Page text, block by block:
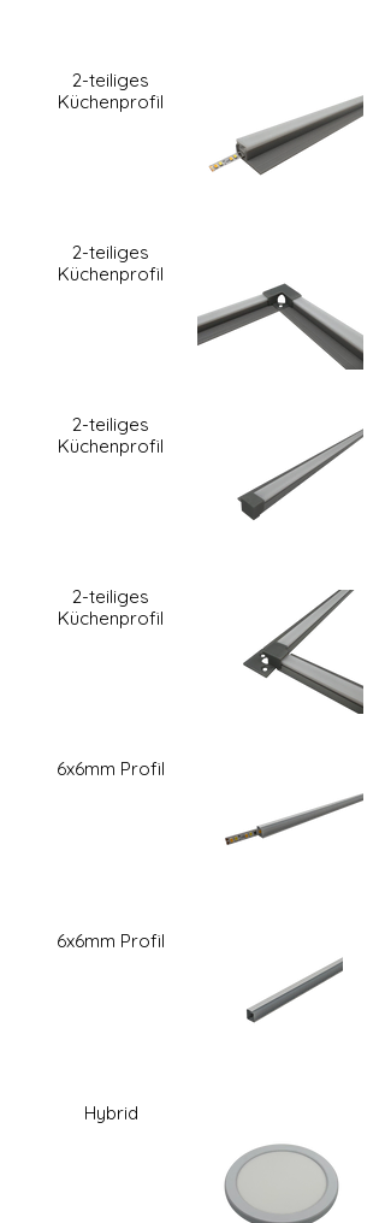
2-teiliges
Küchenprofil
2-teiliges
Küchenprofil
2-teiliges
Küchenprofil
2-teiliges
Küchenprofil
6x6mm Profil
6x6mm Profil
Hybrid